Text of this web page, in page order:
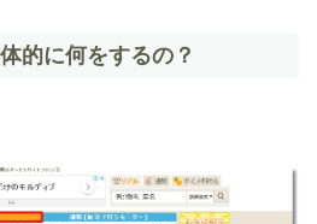
的に何をするの？